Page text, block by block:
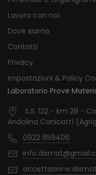
Lavora con noi
Dove siamo
Contatti
Privacy
Impostazioni & Policy
Laboratorio Prove
S.S. 122 - km 28 -
Andolina Canicattì
0922 859406